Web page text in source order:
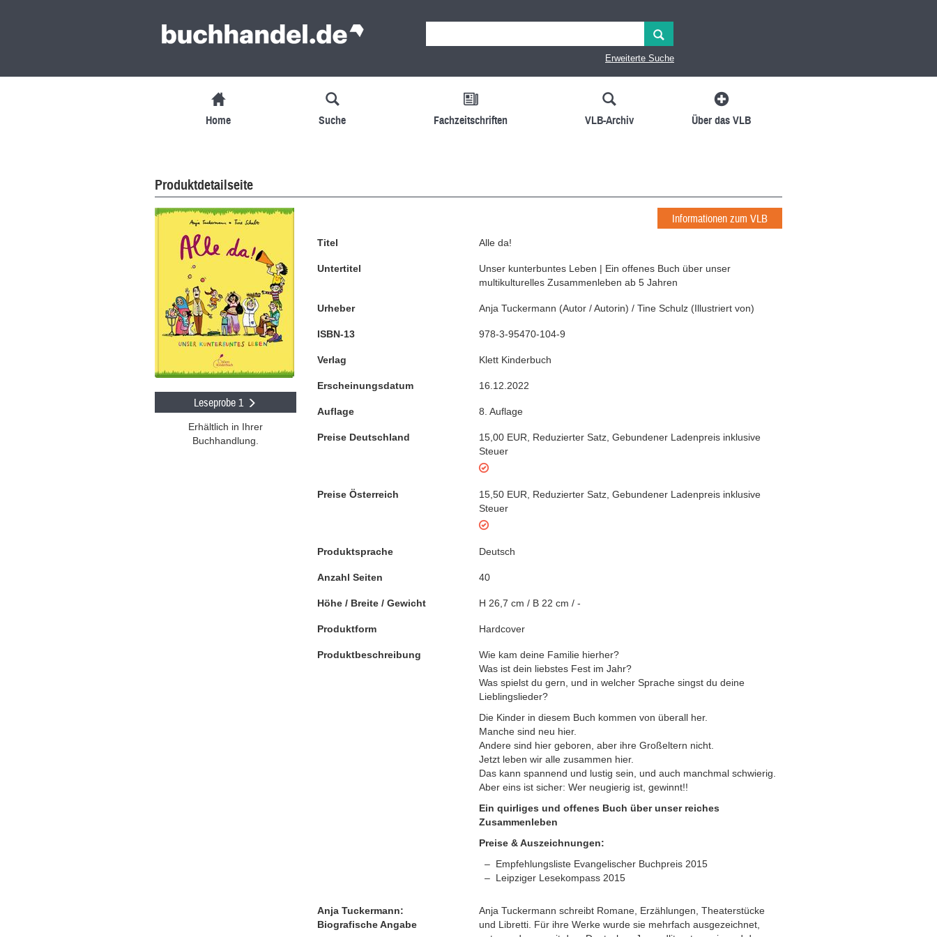
Erweiterte Suche
Home Suche Fachzeitschriften VLB-Archiv Über das VLB
Produktdetailseite
Leseprobe 1
Erhältlich in Ihrer
Buchhandlung.
Informationen zum VLB
Titel Alle da!
Untertitel
Unser kunterbuntes Leben | Ein offenes Buch über unser
multikulturelles Zusammenleben ab 5 Jahren
Urheber Anja Tuckermann (Autor / Autorin) / Tine Schulz (Illustriert von)
ISBN-13 978-3-95470-104-9
Verlag Klett Kinderbuch
Erscheinungsdatum 16.12.2022
Auflage 8. Auflage
Preise Deutschland 15,00 EUR Reduzierter Satz Gebundener Ladenpreis inklusive
Steuer
Preise Österreich 15,50 EUR Reduzierter Satz Gebundener Ladenpreis inklusive
Steuer
Produktsprache Deutsch
Anzahl Seiten 40
Höhe / Breite / Gewicht H 26,7 cm / B 22 cm / -
Produktform Hardcover
Produktbeschreibung
Wie kam deine Familie hierher?
Was ist dein liebstes Fest im Jahr?
Was spielst du gern, und in welcher Sprache singst du deine
Lieblingslieder?
Die Kinder in diesem Buch kommen von überall her.
Manche sind neu hier.
Andere sind hier geboren, aber ihre Großeltern nicht.
Jetzt leben wir alle zusammen hier.
Das kann spannend und lustig sein, und auch manchmal schwierig.
Aber eins ist sicher: Wer neugierig ist, gewinnt!!
Ein quirliges und offenes Buch über unser reiches
Zusammenleben
Preise & Auszeichnungen:
Empfehlungsliste Evangelischer Buchpreis 2015
Leipziger Lesekompass 2015
Anja Tuckermann:
Biografische Angabe
Anja Tuckermann schreibt Romane, Erzählungen, Theaterstücke
und Libretti. Für ihre Werke wurde sie mehrfach ausgezeichnet,